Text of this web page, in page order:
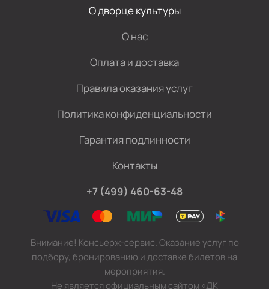
О дворце культуры
О нас
Оплата и доставка
Правила оказания услуг
Политика конфиденциальности
Гарантия подлинности
Контакты
+7 (499) 460-63-48
Внимание! Консьерж-сервис. Оказание услуг по
подбору, бронированию и доставке билетов на
мероприятия.
Не является официальным сайтом «ДК